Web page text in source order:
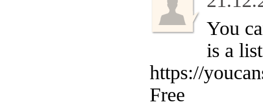
You
is a
https://
Free